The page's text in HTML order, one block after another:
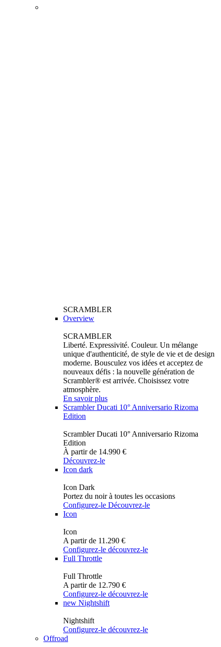
SCRAMBLER
Overview
SCRAMBLER
Liberté. Expressivité. Couleur. Un mélange
unique d'authenticité, de style de vie et de design
moderne. Bousculez vos idées et acceptez de
nouveaux défis : la nouvelle génération de
Scrambler® est arrivée. Choisissez votre
atmosphère.
En savoir plus
Scrambler Ducati 10° Anniversario Rizoma
Edition
Scrambler Ducati 10° Anniversario Rizoma
Edition
À partir de 14.990 €
Découvrez-le
Icon dark
Icon Dark
Portez du noir à toutes les occasions
Configurez-le Découvrez-le
Icon
Icon
A partir de 11.290 €
Configurez-le découvrez-le
Full Throttle
Full Throttle
A partir de 12.790 €
Configurez-le découvrez-le
new Nightshift
Nightshift
Configurez-le découvrez-le
Offroad